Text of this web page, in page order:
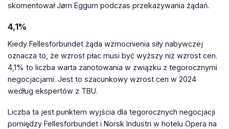
skomentował Jørn Eggum podczas przekazywania żądań.
4,1%
Kiedy Fellesforbundet żąda wzmocnienia siły nabywczej
oznacza to, że wzrost płac musi być wyższy niż wzrost cen.
4,1% to liczba warta zanotowania w związku z tegorocznymi
negocjacjami. Jest to szacunkowy wzrost cen w 2024
według ekspertów z TBU.
Liczba ta jest punktem wyjścia dla tegorocznych negocjacji
pomiędzy Fellesforbundet i Norsk Industri w hotelu Opera na